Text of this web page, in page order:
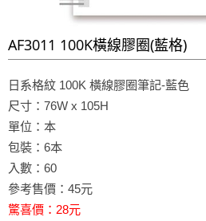
AF3011 100K橫線膠圈(藍格)
日系格紋 100K 橫線膠圈筆記-藍色
尺寸：76W x 105H
單位：本
包裝：6本
入數：60
參考售價：45元
驚喜價：28元